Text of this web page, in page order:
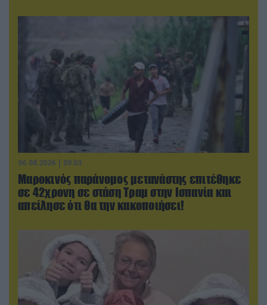
06.08.2026 | 09:03
Μαροκινός παράνομος μετανάστης επιτέθηκε
σε 42χρονη σε στάση Τραμ στην Ισπανία και
απείλησε ότι θα την κακοποιήσει!